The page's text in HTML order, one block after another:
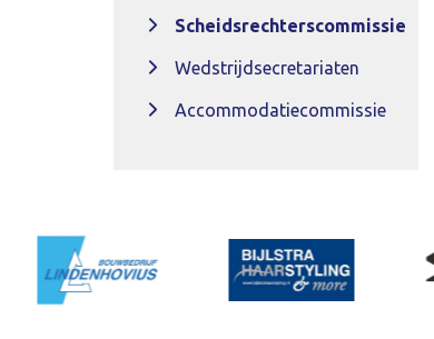
Scheidsrechterscommissie
Wedstrijdsecretariaten
Accommodatiecommissie